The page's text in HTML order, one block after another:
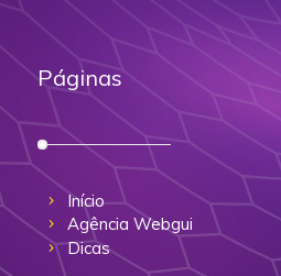
Páginas
Início
Agência Webgui
Dicas